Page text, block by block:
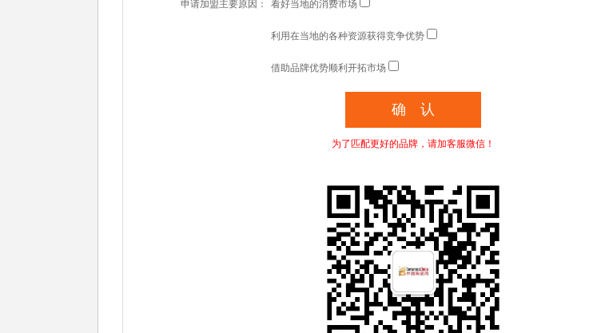
申请加盟主要原因： 看好当地的消费市场
利用在当地的各种资源获得竞争优势
借助品牌优势顺利开拓市场
为了匹配更好的品牌，请加客服微信！